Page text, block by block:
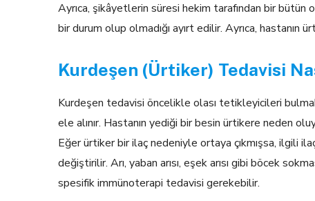
Ayrıca, şikâyetlerin süresi hekim tarafından bir bütün
bir durum olup olmadığı ayırt edilir. Ayrıca,
Kurdeşen (Ürtiker) Tedavisi
Kurdeşen tedavisi öncelikle olası tetikleyicileri
ele alınır. Hastanın yediği bir besin ürtikere neden
Eğer ürtiker bir ilaç nedeniyle ortaya çıkmışsa, ilgili
değiştirilir. Arı, yaban arısı, eşek arısı gibi böcek
spesifik immünoterapi tedavisi gerekebilir.